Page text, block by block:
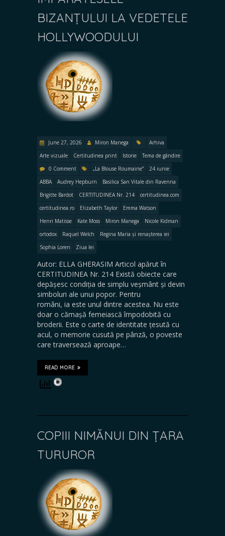
BIZANȚULUI LA VEDETELE
HOLLYWOODULUI
June 27, 2026 Miron Manega
Arhiva
Arte vizuale
Certitudinea print Istorie
Tema de gândire
0 Comment
„La Blouse Roumaine”
24 iunie
ABBA
Audrey Hepburn
Basilica San Vitale din Ravenna
Brigitte Bardot
CERTITUDINEA Nr. 214
certitudinea.com
certitudinea.ro
Elizabeth Taylor
Emma Watson
Henri Matisse
Kate Moss Miron Manega
Nicole Kidman
ortodox
Raquel Welch
Regina Maria și renașterea iei
Sophia Loren
Ziua Iei
Autor: ELLA GHERASIM Articol apărut în
CERTITUDINEA Nr. 214 Există obiecte care
depășesc condiția de simplu veșmânt și devin
simboluri ale unui popor. Pentru
români, ia este unul dintre acestea. Nu este
doar o cămașă femeiască împodobită cu
broderii. Este o carte de identitate țesută cu
acul, o memorie cusută pe pânză, o poveste
care traversează aproape…
READ MORE
COPIII NIMĂNUI DIN ȚARA
TURUROR